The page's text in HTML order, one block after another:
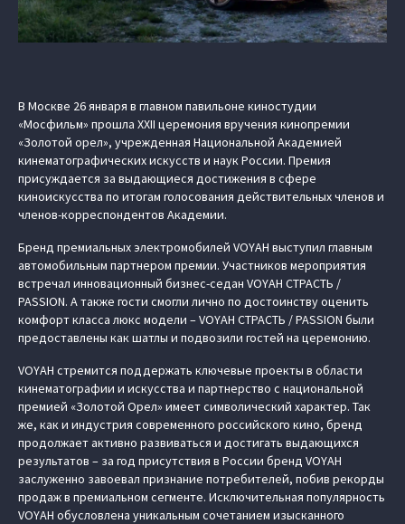
В Москве 26 января в главном павильоне киностудии
«Мосфильм» прошла XXII церемония вручения кинопремии
«Золотой орел», учрежденная Национальной Академией
кинематографических искусств и наук России. Премия
присуждается за выдающиеся достижения в сфере
киноискусства по итогам голосования действительных членов и
членов-корреспондентов Академии.
Бренд премиальных электромобилей VOYAH выступил главным
автомобильным партнером премии. Участников мероприятия
встречал инновационный бизнес-седан VOYAH СТРАСТЬ /
PASSION. А также гости смогли лично по достоинству оценить
комфорт класса люкс модели – VOYAH СТРАСТЬ / PASSION были
предоставлены как шатлы и подвозили гостей на церемонию.
VOYAH стремится поддержать ключевые проекты в области
кинематографии и искусства и партнерство с национальной
премией «Золотой Орел» имеет символический характер. Так
же, как и индустрия современного российского кино, бренд
продолжает активно развиваться и достигать выдающихся
результатов – за год присутствия в России бренд VOYAH
заслуженно завоевал признание потребителей, побив рекорды
продаж в премиальном сегменте. Исключительная популярность
VOYAH обусловлена уникальным сочетанием изысканного